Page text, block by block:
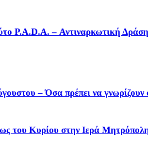
P.A.D.A. – Αντιναρκωτική
– Όσα πρέπει να
του Κυρίου στην Ιερά